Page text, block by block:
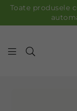
Toate produsele